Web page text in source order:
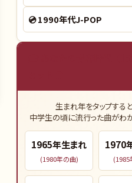
💿1990年代J-POP
生まれ年をタップすると
中学生の頃に流行った曲がわ
1965年生まれ
(1980年の曲)
1970
(1985